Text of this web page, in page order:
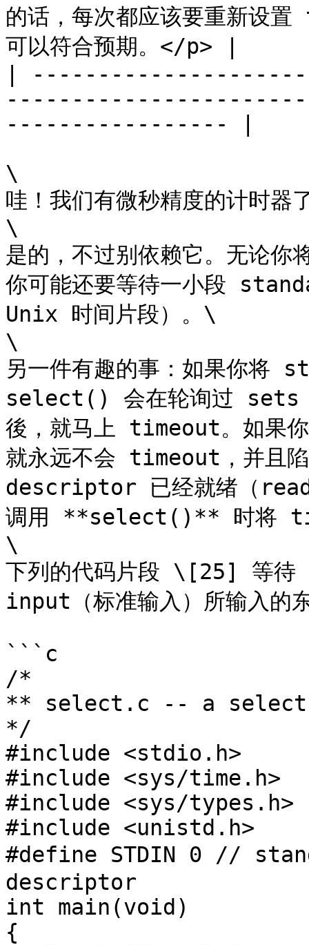
的话，每次都应该要重新设
可以符合预期。</p> |
|
----------------- |
\
哇！我们有微秒精度的计时器
\
是的，不过别依赖它。无
你可能还要等待一小段
Unix 时间片段）。\
\
另一件有趣的事：如果你
select() 会在轮询过
後，就马上 timeout。如果
就永远不会 timeout，并且
descriptor 已经就绪（
调用 **select()** 时将
\
下列的代码片段 \[25] 等
input（标准输入）所输入的
```c
/*
** select.c -- a
*/
#include <stdio.h>
#include <sys/time.h>
#include <sys/types.h>
#include <unistd.h>
#define STDIN 0 //
descriptor
int main(void)
{